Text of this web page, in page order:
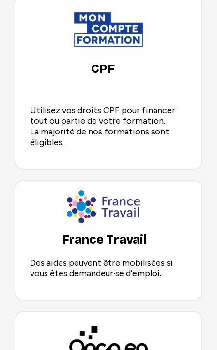
CPF
Utilisez vos droits CPF pour financer
tout ou partie de votre formation.
La majorité de nos formations sont
éligibles.
France Travail
Des aides peuvent être mobilisées si
vous êtes demandeur·se d’emploi.